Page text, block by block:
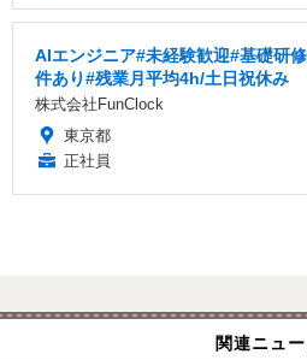
AIエンジニア#未経験歓迎#基礎研
件あり#残業月平均4h/土日祝休み
株式会社FunClock
東京都
正社員
関連ニュー